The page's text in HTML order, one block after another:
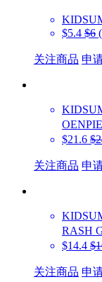
$5.4 $6
关注商品 申
$21.6
关注商品 申
RASH
$14.4
关注商品 申